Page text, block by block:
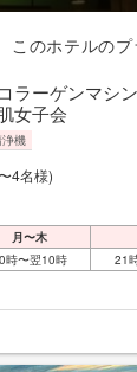
このホテルのプ
ラーゲンマシ
女子会
浄機
4名様)
月〜木
時〜翌10時 21